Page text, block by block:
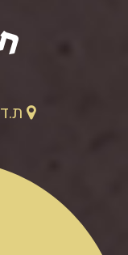
ת.ד. 312 תקוע